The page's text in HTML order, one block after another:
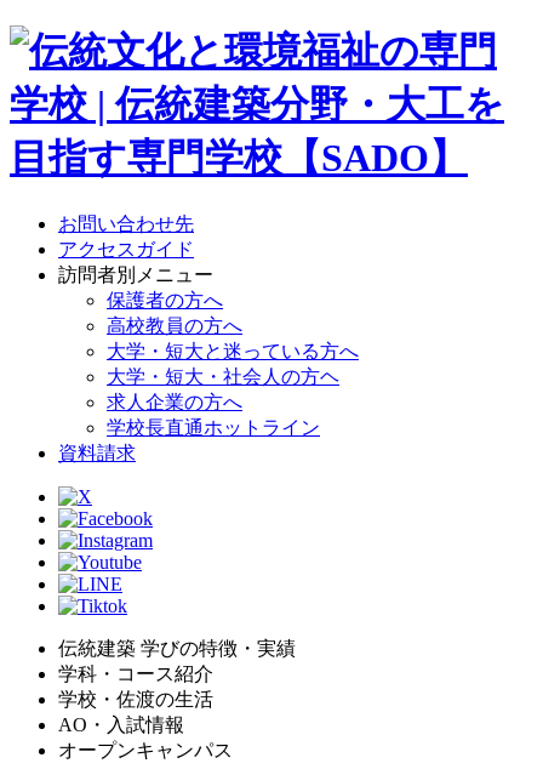
お問い合わせ先
アクセスガイド
訪問者別メニュー
保護者の方へ
高校教員の方へ
大学・短大と迷っている方へ
大学・短大・社会人の方ヘ
求人企業の方へ
学校長直通ホットライン
資料請求
伝統建築 学びの特徴・実績
学科・コース紹介
学校・佐渡の生活
AO・入試情報
オープンキャンパス